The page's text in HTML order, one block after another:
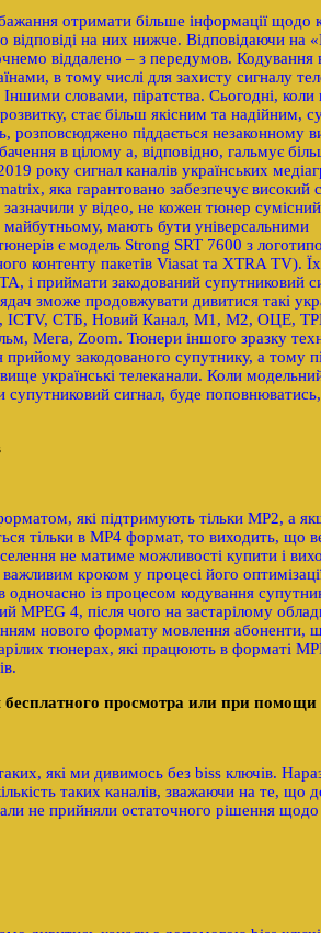
отримати більше інформації щодо
на них нижче. Відповідаючи
віддалено – з передумов. Кодування
в тому числі для захисту сигналу
словами, піратства. Сьогодні, коли
стає більш якісним та надійним,
розповсюджено піддається незаконному
в цілому а, відповідно, гальмує
року сигнал каналів українських
яка гарантовано забезпечує високий
у відео, не кожен тюнер
мають бути універсальними
є модель Strong SRT 7600 з
контенту пакетів Viasat та XTRA TV).
і приймати закодований супутниковий
зможе продовжувати дивитися такі
ICTV, СТБ, Новий Канал, М1, М2, ОЦЕ,
Мега, Zoom. Тюнери іншого зразку
закодованого супутнику, а тому
українські телеканали. Коли
супутниковий сигнал, буде
які підтримують тільки MP2, а
тільки в MP4 формат, то виходить, що
не матиме можливості купити і
кроком у процесі його
одночасно із процесом кодування
MPEG 4, після чого на застарілому
нового формату мовлення абоненти,
тюнерах, які працюють в форматі
просмотра или при помощи
які ми дивимось без biss ключів.
таких каналів, зважаючи на те, що
не прийняли остаточного рішення